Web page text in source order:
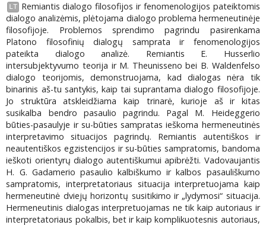
LT
Remiantis dialogo filosofijos ir fenomenologijos pateiktomis
dialogo analizėmis, plėtojama dialogo problema hermeneutinėje
filosofijoje. Problemos sprendimo pagrindu pasirenkama
Platono filosofinių dialogų samprata ir fenomenologijos
pateikta dialogo analizė. Remiantis E. Husserlio
intersubjektyvumo teorija ir M. Theunisseno bei B. Waldenfelso
dialogo teorijomis, demonstruojama, kad dialogas nėra tik
binarinis aš-tu santykis, kaip tai suprantama dialogo filosofijoje.
Jo struktūra atskleidžiama kaip trinarė, kurioje aš ir kitas
susikalba bendro pasaulio pagrindu. Pagal M. Heideggerio
būties-pasaulyje ir su-būties sampratas ieškoma hermeneutinės
interpretavimo situacijos pagrindų. Remiantis autentiškos ir
neautentiškos egzistencijos ir su-būties sampratomis, bandoma
ieškoti orientyrų dialogo autentiškumui apibrėžti. Vadovaujantis
H. G. Gadamerio pasaulio kalbiškumo ir kalbos pasauliškumo
sampratomis, interpretatoriaus situacija interpretuojama kaip
hermeneutinė dviejų horizontų susitikimo ir „lydymosi“ situacija.
Hermeneutinis dialogas interpretuojamas ne tik kaip autoriaus ir
interpretatoriaus pokalbis, bet ir kaip komplikuotesnis autoriaus,